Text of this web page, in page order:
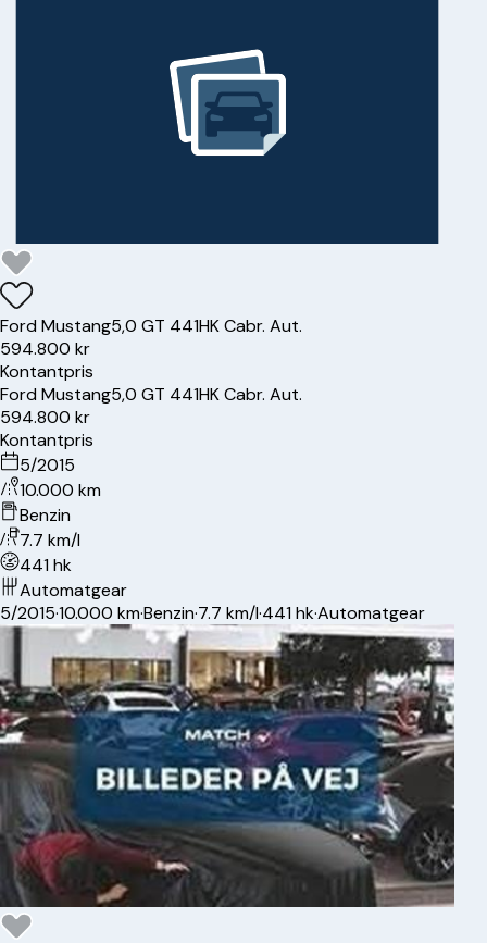
FordMustang5,0 GT 441HK Cabr. Aut.
594.800 kr
Kontantpris
FordMustang5,0 GT 441HK Cabr. Aut.
594.800 kr
Kontantpris
5/2015
10.000 km
Benzin
7.7 km/l
441 hk
Automatgear
5/2015·10.000 km·Benzin·7.7 km/l·441 hk·Automatgear